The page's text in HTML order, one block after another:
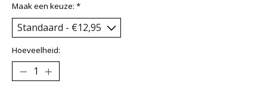
Maak een keuze: *
Hoeveelheid: